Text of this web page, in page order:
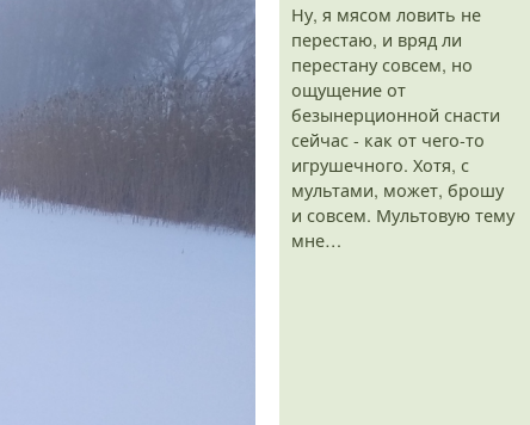
Ну, я мясом ловить не
перестаю, и вряд ли
перестану совсем, но
ощущение от
безынерционной снасти
сейчас - как от чего-то
игрушечного. Хотя, с
мультами, может, брошу
и совсем. Мультовую тему
мне…